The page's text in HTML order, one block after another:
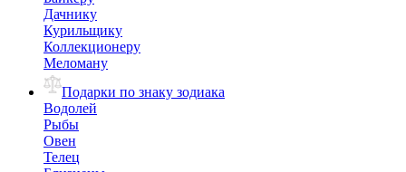
Дачнику
Курильщику
Коллекционеру
Меломану
Подарки по знаку зодиака
Водолей
Рыбы
Овен
Телец